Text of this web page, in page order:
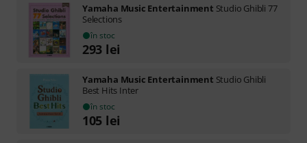
Yamaha Music Entertainment Studio Ghibli 77
Selections
în stoc
293 lei
Yamaha Music Entertainment Studio Ghibli
Best Hits Inter
în stoc
105 lei